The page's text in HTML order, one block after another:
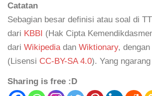
Catatan
Sebagian besar definisi atau soal di
dari KBBI (Hak Cipta
dari Wikipediadan Wiktionary,
(Lisensi CC-BY-SA 4.0). Yang
Sharing is free :D